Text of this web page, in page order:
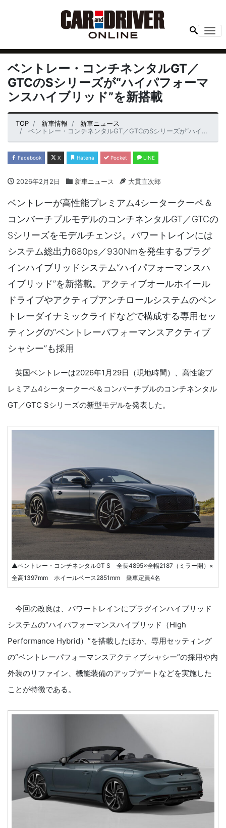
ベントレー・コンチネンタルGT／
GTCのSシリーズが“ハイパフォーマ
ンスハイブリッド”を新搭載
TOP 新車情報
新車ニュース
ベントレー・コンチネンタルGT／GTCのSシリーズが“ハイパフォーマンスハイブリッド”を新搭載
Facebook X Hatena Pocket LINE
2026年2月2日 新車ニュース 大貫直次郎
ベントレーが高性能プレミアム4シータークーペ＆
コンバーチブルモデルのコンチネンタルGT／GTCの
Sシリーズをモデルチェンジ。パワートレインには
システム総出力680ps／930Nmを発生するプラグ
インハイブリッドシステム“ハイパフォーマンスハ
イブリッド”を新搭載。アクティブオールホイール
ドライブやアクティブアンチロールシステムのベン
トレーダイナミックライドなどで構成する専用セッ
ティングの“ベントレーパフォーマンスアクティブ
シャシー”も採用
英国ベントレーは2026年1月29日（現地時間）、高性能プ
レミアム4シータークーペ＆コンバーチブルのコンチネンタル
GT／GTC Sシリーズの新型モデルを発表した。
▲ベントレー・コンチネンタルGT S 全長4895×全幅2187（ミラー開）×
全高1397mm ホイールベース2851mm 乗車定員4名
今回の改良は、パワートレインにプラグインハイブリッド
システムの“ハイパフォーマンスハイブリッド（High
Performance Hybrid）”を搭載したほか、専用セッティング
の“ベントレーパフォーマンスアクティブシャシー”の採用や内
外装のリファイン、機能装備のアップデートなどを実施した
ことが特徴である。